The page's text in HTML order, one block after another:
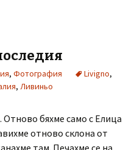
, Фотография Livigno,
, Ливиньо
Отново бяхме само с Елица
отново склона от
там. Печахме се на